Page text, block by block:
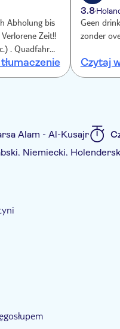
Abholung bis
Zeit!!
. Quadfahrt
„Chef“ von
aufdrängen.
3.8
Geen
zonder
Czytaj
Alam - Al-Kusajr
Niemiecki,
Group tour